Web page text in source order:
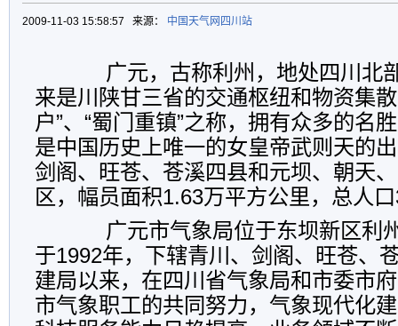
2009-11-03 15:58:57 来源： 中国天气网四川站
广元，古称利州，地处四川北
来是川陕甘三省的交通枢纽和物资集
户”、“蜀门重镇”之称，拥有众多的名
是中国历史上唯一的女皇帝武则天的
剑阁、旺苍、苍溪四县和元坝、朝天
区，幅员面积1.63万平方公里，总人
广元市气象局位于东坝新区利
于1992年，下辖青川、剑阁、旺苍、
建局以来，在四川省气象局和市委市
市气象职工的共同努力，气象现代化